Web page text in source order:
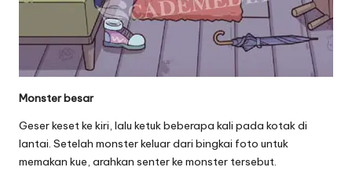
Monster besar
Geser keset ke kiri, lalu ketuk beberapa kali pada kotak di
lantai. Setelah monster keluar dari bingkai foto untuk
memakan kue, arahkan senter ke monster tersebut.